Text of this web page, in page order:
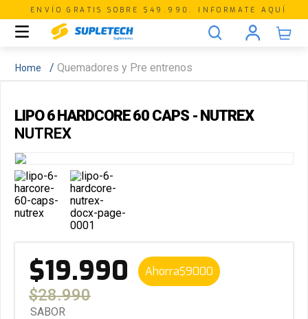
ENVÍO GRATIS SOBRE $49.990. INFORMATE AQUÍ
Quemadores y Pre entrenos
LIPO 6 HARDCORE 60 CAPS - NUTREX
NUTREX
$19.990 Ahorra$9000
$28.990
SABOR